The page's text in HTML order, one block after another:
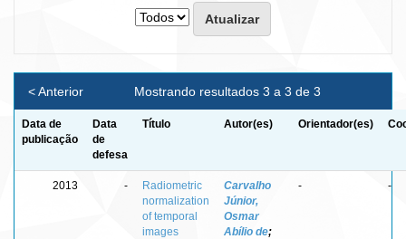
Mostrando resultados 3 a 3 de 3
< Anterior
Data de
publicação
Data
de
defesa
Título Autor(es) Orientador(es)
2013 -
Radiometric
normalization
of temporal
images
Carvalho
Júnior,
Osmar
Abílio de;
- -